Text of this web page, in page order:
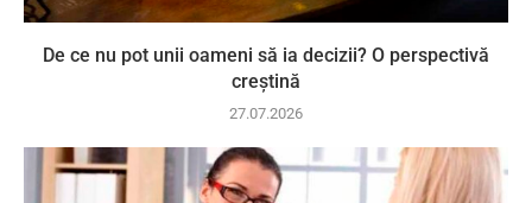
De ce nu pot unii oameni să ia decizii? O perspectivă
creștină
27.07.2026